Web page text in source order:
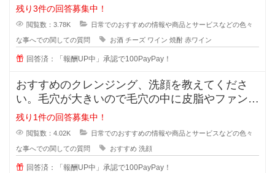
でも糖質などが気
残り3件の回答募集中！
閲覧数：3.78K 日常でのおすすめの情報や商品とサービスなどの色々
な事へでの関しての質問 お酒 チーズ ワイン 焼酎 赤ワイン
回答済：「報酬UP中」承認で100PayPay！
おすすめのクレンジング、洗顔を教えてくださ
い。毛穴が大きいので毛穴の中に皮脂やファンデ
ーションが残りやすいです。
残り1件の回答募集中！
閲覧数：4.02K 日常でのおすすめの情報や商品とサービスなどの色々
な事へでの関しての質問 おすすめ 洗顔
回答済：「報酬UP中」承認で100PayPay！